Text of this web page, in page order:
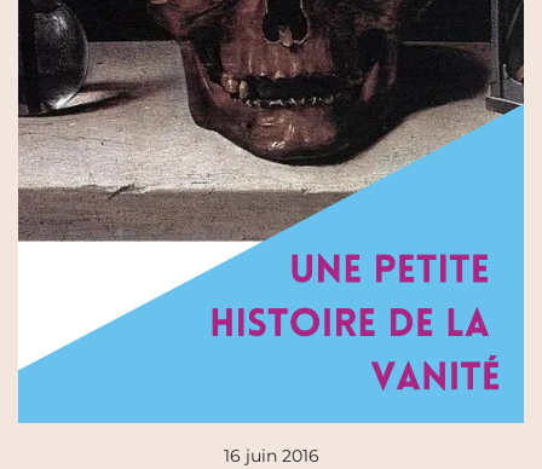
16 juin 2016